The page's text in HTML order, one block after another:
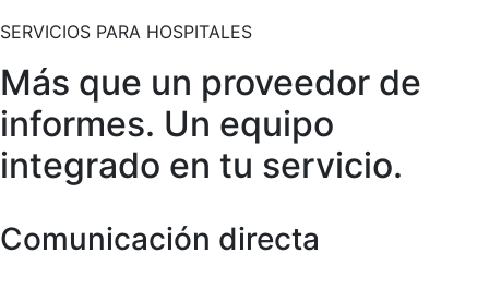
SERVICIOS PARA HOSPITALES
Más que un proveedor de
informes. Un equipo
integrado en tu servicio.
Comunicación directa